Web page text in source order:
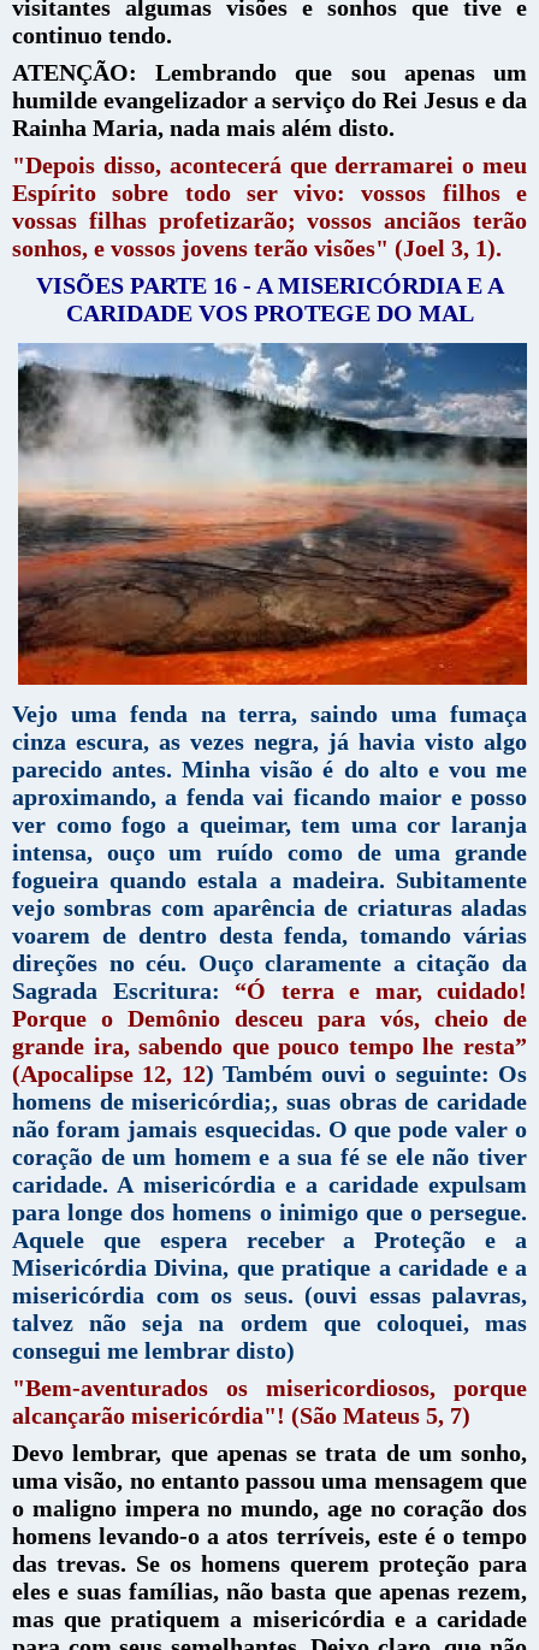
visitantes algumas visões e sonhos que tive e
continuo tendo.
ATENÇÃO: Lembrando que sou apenas um
humilde evangelizador a serviço do Rei Jesus e da
Rainha Maria, nada mais além disto.
"Depois disso, acontecerá que derramarei o meu
Espírito sobre todo ser vivo: vossos filhos e
vossas filhas profetizarão; vossos anciãos terão
sonhos, e vossos jovens terão visões" (Joel 3, 1).
VISÕES PARTE 16 - A MISERICÓRDIA E A
CARIDADE VOS PROTEGE DO MAL
Vejo uma fenda na terra, saindo uma fumaça
cinza escura, as vezes negra, já havia visto algo
parecido antes. Minha visão é do alto e vou me
aproximando, a fenda vai ficando maior e posso
ver como fogo a queimar, tem uma cor laranja
intensa, ouço um ruído como de uma grande
fogueira quando estala a madeira. Subitamente
vejo sombras com aparência de criaturas aladas
voarem de dentro desta fenda, tomando várias
direções no céu. Ouço claramente a citação da
Sagrada Escritura: “Ó terra e mar, cuidado!
Porque o Demônio desceu para vós, cheio de
grande ira, sabendo que pouco tempo lhe resta”
(Apocalipse 12, 12) Também ouvi o seguinte: Os
homens de misericórdia;, suas obras de caridade
não foram jamais esquecidas. O que pode valer o
coração de um homem e a sua fé se ele não tiver
caridade. A misericórdia e a caridade expulsam
para longe dos homens o inimigo que o persegue.
Aquele que espera receber a Proteção e a
Misericórdia Divina, que pratique a caridade e a
misericórdia com os seus. (ouvi essas palavras,
talvez não seja na ordem que coloquei, mas
consegui me lembrar disto)
"Bem-aventurados os misericordiosos, porque
alcançarão misericórdia"! (São Mateus 5, 7)
Devo lembrar, que apenas se trata de um sonho,
uma visão, no entanto passou uma mensagem que
o maligno impera no mundo, age no coração dos
homens levando-o a atos terríveis, este é o tempo
das trevas. Se os homens querem proteção para
eles e suas famílias, não basta que apenas rezem,
mas que pratiquem a misericórdia e a caridade